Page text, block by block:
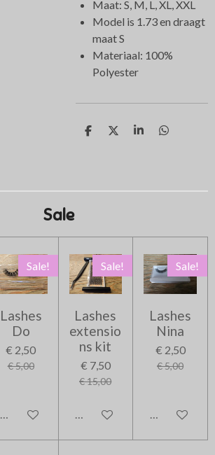
Maat: S, M, L, XL, XXL
Model is 1.73 en draagt
maat S
Materiaal: 100%
Polyester
D
D
S
D
Sale
Sale!
Lashes
Do
€ 2,50
€ 5,00
In winkelwagen
Sale!
Lashes
extensio
ns kit
€ 7,50
€ 15,00
In winkelwagen
Sale!
Lashes
Nina
€ 2,50
€ 5,00
In